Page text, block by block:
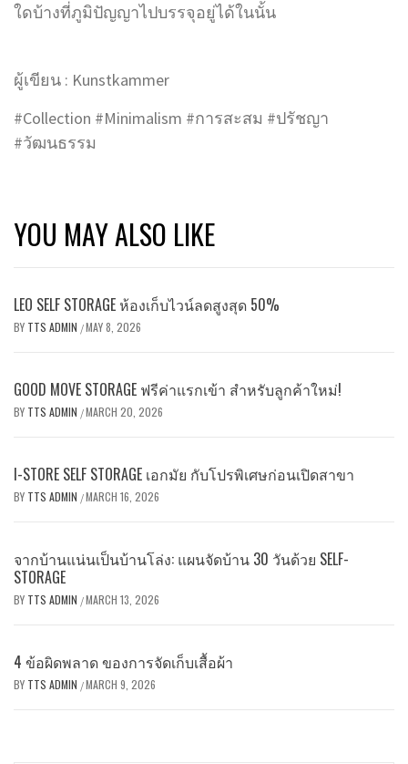
ใดบ้างที่ภูมิปัญญาไปบรรจุอยู่ได้ในนั้น
ผู้เขียน : Kunstkammer
#Collection #Minimalism #การสะสม #ปรัชญา
#วัฒนธรรม
YOU MAY ALSO LIKE
LEO SELF STORAGE ห้องเก็บไวน์ลดสูงสุด 50%
BY TTS ADMIN /MAY 8, 2026
GOOD MOVE STORAGE ฟรีค่าแรกเข้า สำหรับลูกค้าใหม่!
BY TTS ADMIN /MARCH 20, 2026
I-STORE SELF STORAGE เอกมัย กับโปรพิเศษก่อนเปิดสาขา
BY TTS ADMIN /MARCH 16, 2026
จากบ้านแน่นเป็นบ้านโล่ง: แผนจัดบ้าน 30 วันด้วย SELF-
STORAGE
BY TTS ADMIN /MARCH 13, 2026
4 ข้อผิดพลาด ของการจัดเก็บเสื้อผ้า
BY TTS ADMIN /MARCH 9, 2026